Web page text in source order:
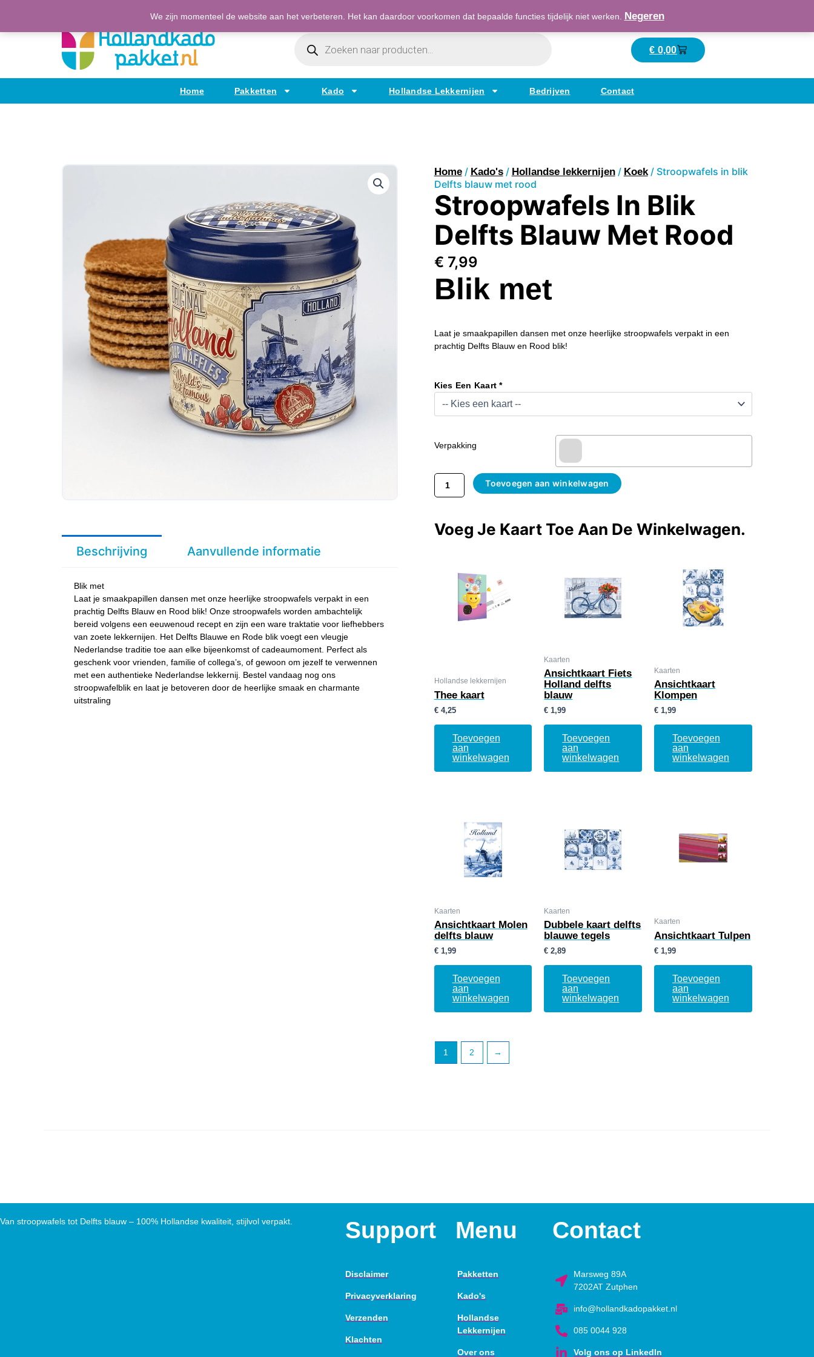
We zijn momenteel de website aan het verbeteren. Het kan daardoor voorkomen dat bepaalde functies tijdelijk niet werken. Negeren
(H)Eerlijke Hollandse producten Bestellen op factuur mogelijk voor bedrijven
Maatschappelijk verantwoord ondernemend
Producten
€ 0,00Winkelwagen
Home Pakketten Kado Hollandse Lekkernijen Bedrijven Contact
Beschrijving Aanvullende informatie
Blik met
Laat je smaakpapillen dansen met onze heerlijke stroopwafels verpakt in een
prachtig Delfts Blauw en Rood blik! Onze stroopwafels worden ambachtelijk
bereid volgens een eeuwenoud recept en zijn een ware traktatie voor liefhebbers
van zoete lekkernijen. Het Delfts Blauwe en Rode blik voegt een vleugje
Nederlandse traditie toe aan elke bijeenkomst of cadeaumoment. Perfect als
geschenk voor vrienden, familie of collega’s, of gewoon om jezelf te verwennen
met een authentieke Nederlandse lekkernij. Bestel vandaag nog ons
stroopwafelblik en laat je betoveren door de heerlijke smaak en charmante
uitstraling
Home/ Kado's/ Hollandse lekkernijen/ Koek/ Stroopwafels in blik
Delfts blauw met rood
Stroopwafels In Blik
Delfts Blauw Met Rood
€ 7,99
Blik met
Laat je smaakpapillen dansen met onze heerlijke stroopwafels verpakt in een
prachtig Delfts Blauw en Rood blik!
Kies Een Kaart *
Verpakking
In
Blik
Delfts
Blauw
Rood
Toevoegen aan winkelwagen
Voeg Je Kaart Toe Aan De Winkelwagen.
Hollandse lekkernijen
Thee kaart
€4,25
Toevoegen
aan
winkelwagen
Kaarten
Ansichtkaart Fiets
Holland delfts
blauw
€ 1,99
Toevoegen
aan
winkelwagen
Kaarten
Ansichtkaart
Klompen
€ 1,99
Toevoegen
aan
winkelwagen
Kaarten
Ansichtkaart Molen
delfts blauw
€1,99
Toevoegen
aan
winkelwagen
Kaarten
Dubbele kaart delfts
blauwe tegels
€ 2,89
Toevoegen
aan
winkelwagen
Kaarten
Ansichtkaart Tulpen
€ 1,99
Toevoegen
aan
winkelwagen
1 2 →
Van stroopwafels tot Delfts blauw – 100% Hollandse kwaliteit, stijlvol verpakt. Support
Disclaimer
Privacyverklaring
Verzenden
Klachten
Menu
Pakketten
Kado's
Hollandse
Lekkernijen
Over ons
Contact
Marsweg 89A
7202AT Zutphen
info@hollandkadopakket.nl
085 0044 928
Volg ons op LinkedIn